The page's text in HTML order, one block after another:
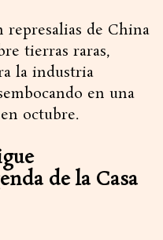
represalias de China
tierras raras,
la industria
en una
octubre.
de la Casa